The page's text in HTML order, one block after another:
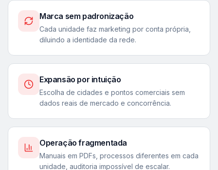
Marca sem padronização
Cada unidade faz marketing por conta própria,
diluindo a identidade da rede.
Expansão por intuição
Escolha de cidades e pontos comerciais sem
dados reais de mercado e concorrência.
Operação fragmentada
Manuais em PDFs, processos diferentes em cada
unidade, auditoria impossível de escalar.